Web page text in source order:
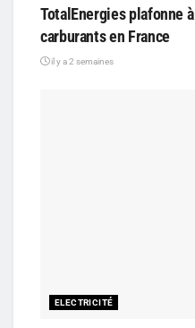
TotalEnergies plafonne
carburants en France
il y a 2 semaines
ELECTRICITÉ